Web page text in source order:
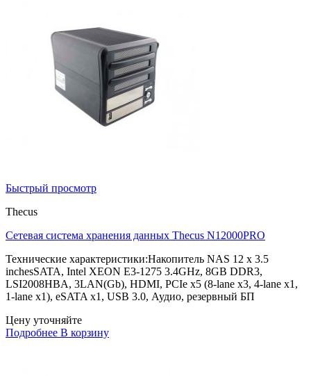
Быстрый просмотр
Thecus
Сетевая система хранения данных Thecus N12000PRO
Технические характеристики:Накопитель NAS 12 x 3.5
inchesSATA, Intel XEON E3-1275 3.4GHz, 8GB DDR3,
LSI2008HBA, 3LAN(Gb), HDMI, PCIe x5 (8-lane x3, 4-lane x1,
1-lane x1), eSATA x1, USB 3.0, Аудио, резервный БП
Цену уточняйте
Подробнее В корзину